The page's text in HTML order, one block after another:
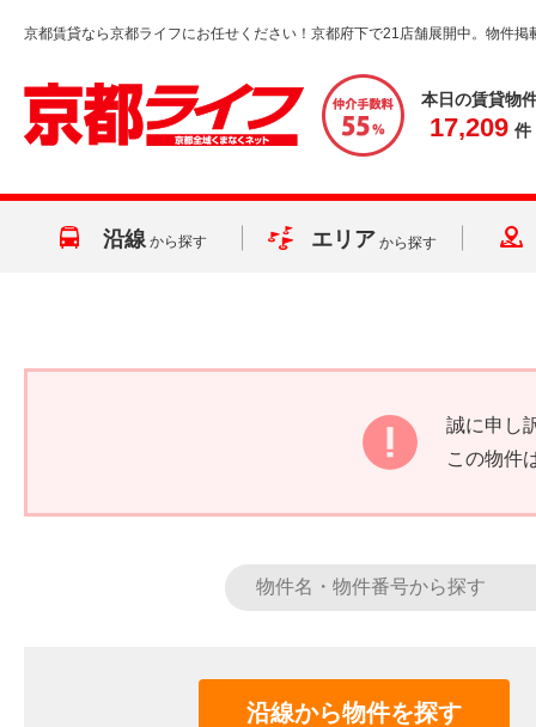
京都賃貸なら京都ライフにお任せください！京都府下で21店舗展開中。物件掲
本日の賃貸物
17,209 件
沿線 から探す エリア から探す
誠に申し
この物件
沿線から物件を探す